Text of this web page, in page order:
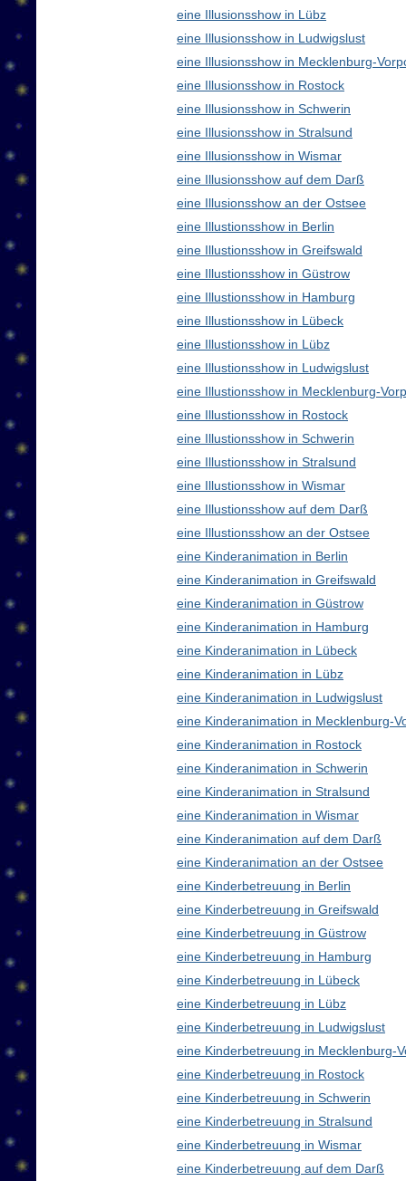
eine Illusionsshow in Lübz
eine Illusionsshow in Ludwigslust
eine Illusionsshow in Mecklenburg-
eine Illusionsshow in Rostock
eine Illusionsshow in Schwerin
eine Illusionsshow in Stralsund
eine Illusionsshow in Wismar
eine Illusionsshow auf dem Darß
eine Illusionsshow an der Ostsee
eine Illustionsshow in Berlin
eine Illustionsshow in Greifswald
eine Illustionsshow in Güstrow
eine Illustionsshow in Hamburg
eine Illustionsshow in Lübeck
eine Illustionsshow in Lübz
eine Illustionsshow in Ludwigslust
eine Illustionsshow in Mecklenburg-
eine Illustionsshow in Rostock
eine Illustionsshow in Schwerin
eine Illustionsshow in Stralsund
eine Illustionsshow in Wismar
eine Illustionsshow auf dem Darß
eine Illustionsshow an der Ostsee
eine Kinderanimation in Berlin
eine Kinderanimation in Greifswald
eine Kinderanimation in Güstrow
eine Kinderanimation in Hamburg
eine Kinderanimation in Lübeck
eine Kinderanimation in Lübz
eine Kinderanimation in Ludwigslust
eine Kinderanimation in Mecklenburg-
eine Kinderanimation in Rostock
eine Kinderanimation in Schwerin
eine Kinderanimation in Stralsund
eine Kinderanimation in Wismar
eine Kinderanimation auf dem Darß
eine Kinderanimation an der Ostsee
eine Kinderbetreuung in Berlin
eine Kinderbetreuung in Greifswald
eine Kinderbetreuung in Güstrow
eine Kinderbetreuung in Hamburg
eine Kinderbetreuung in Lübeck
eine Kinderbetreuung in Lübz
eine Kinderbetreuung in Ludwigslust
eine Kinderbetreuung in Mecklenburg-
eine Kinderbetreuung in Rostock
eine Kinderbetreuung in Schwerin
eine Kinderbetreuung in Stralsund
eine Kinderbetreuung in Wismar
eine Kinderbetreuung auf dem Darß